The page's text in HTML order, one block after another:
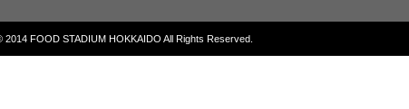
2014 FOOD STADIUM HOKKAIDO All Rights Reserved.